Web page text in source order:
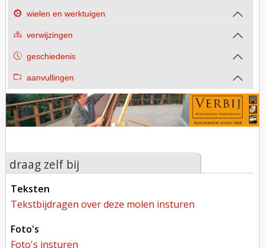
wielen en werktuigen
verwijzingen
geschiedenis
aanvullingen
draag zelf bij
teksten
tekstbijdragen over deze molen insturen
foto's
foto's insturen